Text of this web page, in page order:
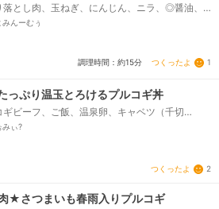
落とし肉、玉ねぎ、にんじん、ニラ、◎醤油、◎
糖、◎りんご、◎ごま油、ごま油(炒め用)、白
んーむぅ
調理時間：約15分 つくったよ 1
っぷり温玉とろけるプルコギ丼
ギビーフ、ご飯、温泉卵、キャベツ（千切
ブロッコリー、ミニトマト（トマト）、マヨネ
みぃ?
つくったよ 2
★さつまいも春雨入りプルコギ